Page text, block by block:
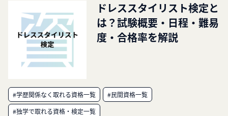
ドレススタイリスト検定と
は？試験概要・日程・難易
度・合格率を解説
#学歴関係なく取れる資格一覧
#民間資格一覧
#独学で取れる資格・検定一覧